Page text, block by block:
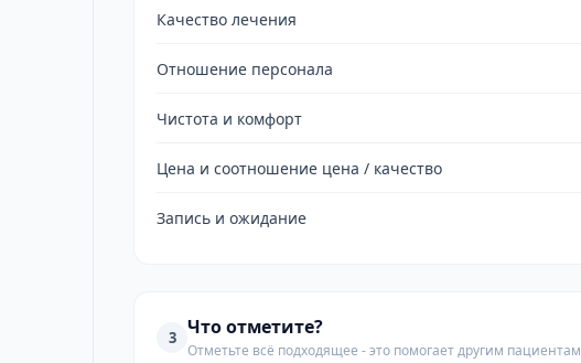
Качество лечения
Отношение персонала
Чистота и комфорт
Цена и соотношение цена / качество
Запись и ожидание
3 Что отметите?
Отметьте всё подходящее - это помогает другим пациентам